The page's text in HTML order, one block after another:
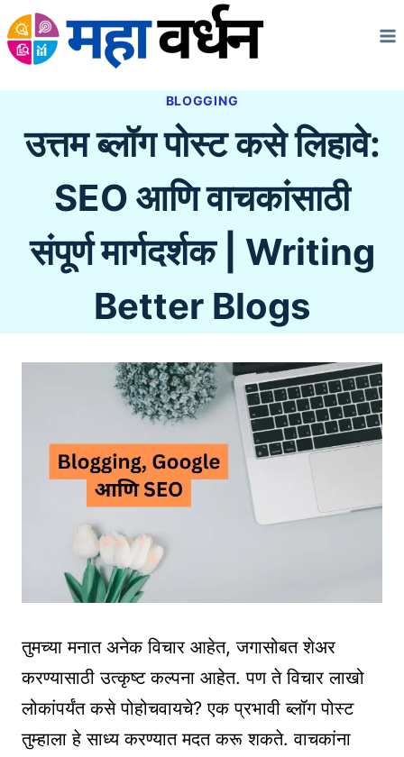
Skip
to
BLOGGING
उत्तम ब्लॉग पोस्ट कसे लिहावे:
SEO आणि वाचकांसाठी
संपूर्ण मार्गदर्शक | Writing
Better Blogs
तुमच्या मनात अनेक विचार आहेत, जगासोबत शेअर
करण्यासाठी उत्कृष्ट कल्पना आहेत. पण ते विचार लाखो
लोकांपर्यंत कसे पोहोचवायचे? एक प्रभावी ब्लॉग पोस्ट
तुम्हाला हे साध्य करण्यात मदत करू शकते. वाचकांना